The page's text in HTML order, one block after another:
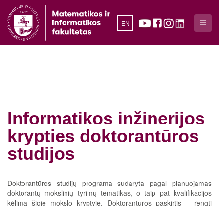
EN
Informatikos inžinerijos
krypties doktorantūros
studijos
Doktorantūros studijų programa sudaryta pagal planuojamas
doktorantų mokslinių tyrimų tematikas, o taip pat kvalifikacijos
kėlimą šioje mokslo kryptyje. Doktorantūros paskirtis – rengti